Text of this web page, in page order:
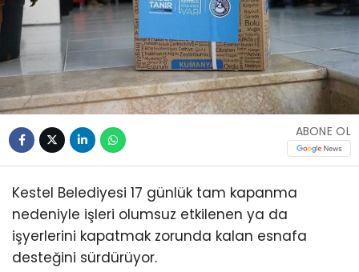
ABONE OL
Kestel Belediyesi 17 günlük tam kapanma
nedeniyle işleri olumsuz etkilenen ya da
işyerlerini kapatmak zorunda kalan esnafa
desteğini sürdürüyor.